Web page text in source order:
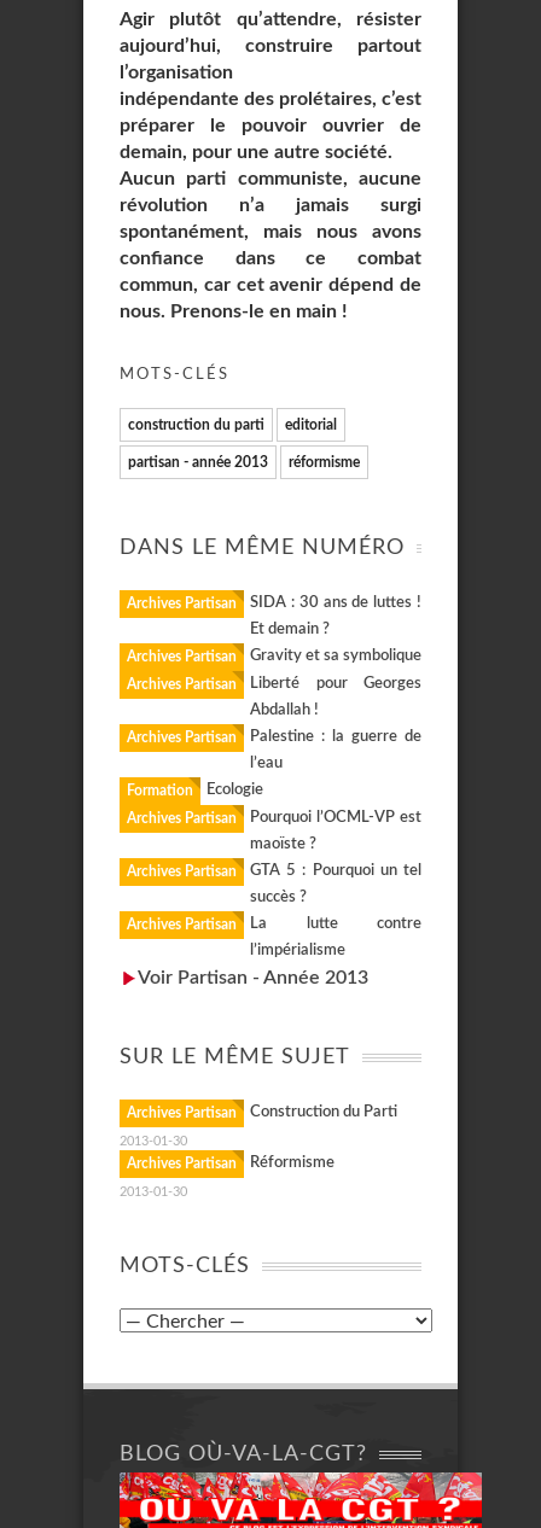
Agir plutôt qu’attendre, résister
aujourd’hui, construire partout
l’organisation
indépendante des prolétaires, c’est
préparer le pouvoir ouvrier de
demain, pour une autre société.
Aucun parti communiste, aucune
révolution n’a jamais surgi
spontanément, mais nous avons
confiance dans ce combat
commun, car cet avenir dépend de
nous. Prenons-le en main !
MOTS-CLÉS
construction du parti editorial
partisan - année 2013 réformisme
DANS LE MÊME NUMÉRO
Archives Partisan
SIDA : 30 ans de luttes !
Et demain ?
Archives Partisan Gravity et sa symbolique
Archives Partisan
Liberté pour Georges
Abdallah !
Archives Partisan
Palestine : la guerre de
l’eau
Formation Ecologie
Archives Partisan
Pourquoi l’OCML-VP est
maoïste ?
Archives Partisan
GTA 5 : Pourquoi un tel
succès ?
Archives Partisan
La lutte contre
l’impérialisme
Voir Partisan - Année 2013
SUR LE MÊME SUJET
Archives Partisan Construction du Parti
2013-01-30
Archives Partisan Réformisme
2013-01-30
MOTS-CLÉS
BLOG OÙ-VA-LA-CGT?